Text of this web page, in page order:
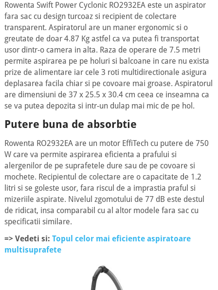
Rowenta Swift Power Cyclonic RO2932EA este un aspirator
fara sac cu design turcoaz si recipient de colectare
transparent. Aspiratorul are un maner ergonomic si o
greutate de doar 4.87 Kg astfel ca va putea fi transportat
usor dintr-o camera in alta. Raza de operare de 7.5 metri
permite aspirarea pe pe holuri si balcoane in care nu exista
prize de alimentare iar cele 3 roti multidirectionale asigura
deplasarea facila chiar si pe covoare mai groase. Aspiratorul
are dimensiuni de 37 x 25.5 x 30.4 cm ceea ce inseamna ca
se va putea depozita si intr-un dulap mai mic de pe hol.
Putere buna de absorbtie
Rowenta RO2932EA are un motor EffiTech cu putere de 750
W care va permite aspirarea eficienta a prafului si
alergenilor de pe suprafetele dure sau de pe covoare si
mochete. Recipientul de colectare are o capacitate de 1.2
litri si se goleste usor, fara riscul de a imprastia praful si
mizeriile aspirate. Nivelul zgomotului de 77 dB este destul
de ridicat, insa comparabil cu al altor modele fara sac cu
specificatii similare.
=> Vedeti si: Topul celor mai eficiente aspiratoare
multisuprafete